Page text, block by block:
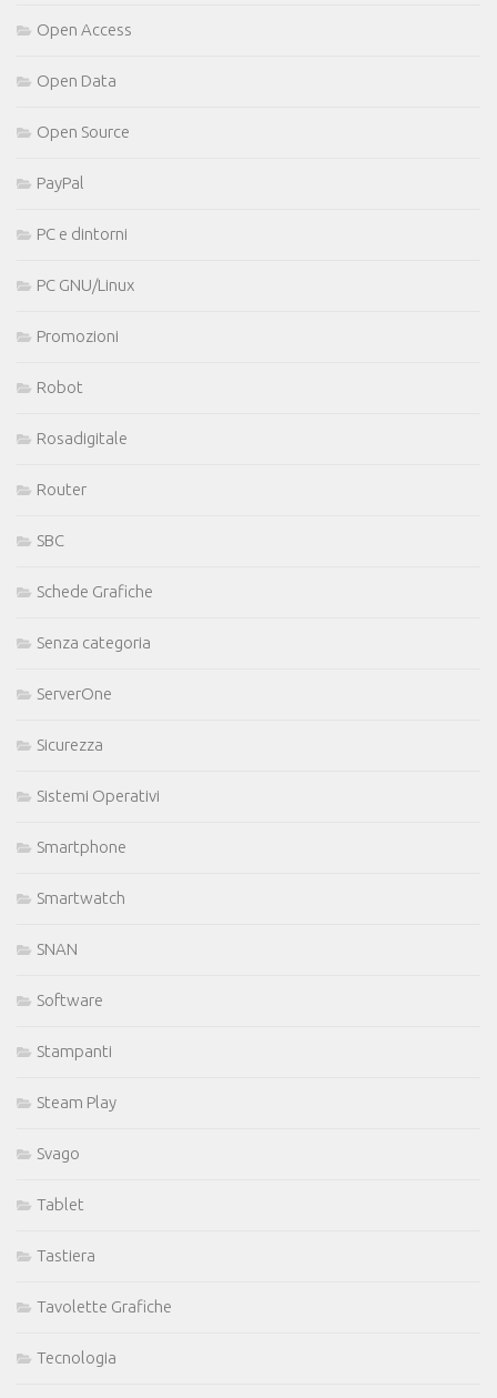
Open Access
Open Data
Open Source
PayPal
PC e dintorni
PC GNU/Linux
Promozioni
Robot
Rosadigitale
Router
SBC
Schede Grafiche
Senza categoria
ServerOne
Sicurezza
Sistemi Operativi
Smartphone
Smartwatch
SNAN
Software
Stampanti
Steam Play
Svago
Tablet
Tastiera
Tavolette Grafiche
Tecnologia